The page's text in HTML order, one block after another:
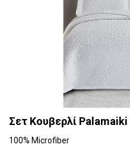
Σετ Κουβερλί Palamaiki
100% Microfiber